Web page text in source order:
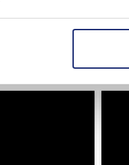
badkamer op
omgeving vol